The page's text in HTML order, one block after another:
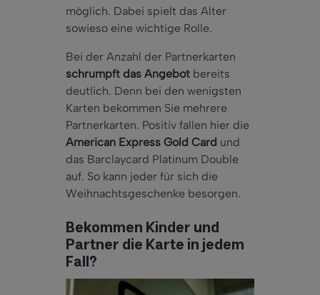
möglich. Dabei spielt das Alter
sowieso eine wichtige Rolle.
Bei der Anzahl der Partnerkarten
schrumpft das Angebot bereits
deutlich. Denn bei den wenigsten
Karten bekommen Sie mehrere
Partnerkarten. Positiv fallen hier die
American Express Gold Card und
das Barclaycard Platinum Double
auf. So kann jeder für sich die
Weihnachtsgeschenke besorgen.
Bekommen Kinder und
Partner die Karte in jedem
Fall?